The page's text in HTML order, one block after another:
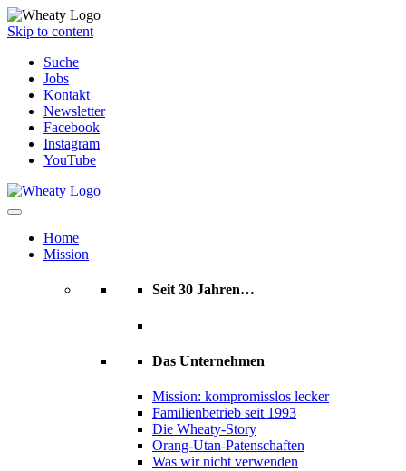
Skip to content
Suche
Jobs
Kontakt
Newsletter
Facebook
Instagram
YouTube
Home
Mission
Seit 30 Jahren…
Das Unternehmen
Mission: kompromisslos lecker
Familienbetrieb seit 1993
Die Wheaty-Story
Orang-Utan-Patenschaften
Was wir nicht verwenden